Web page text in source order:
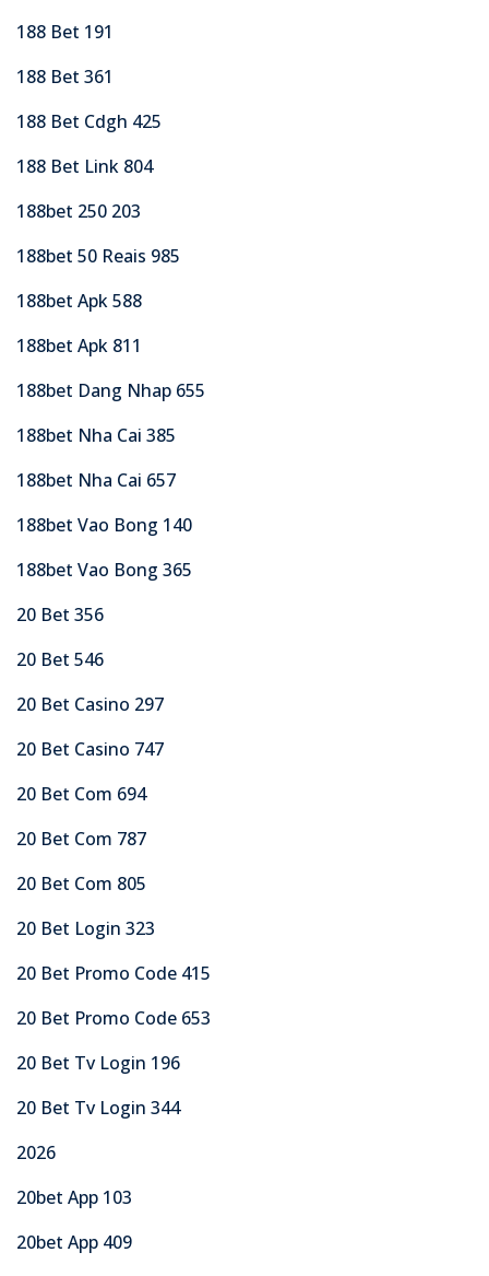
188 Bet 191
188 Bet 361
188 Bet Cdgh 425
188 Bet Link 804
188bet 250 203
188bet 50 Reais 985
188bet Apk 588
188bet Apk 811
188bet Dang Nhap 655
188bet Nha Cai 385
188bet Nha Cai 657
188bet Vao Bong 140
188bet Vao Bong 365
20 Bet 356
20 Bet 546
20 Bet Casino 297
20 Bet Casino 747
20 Bet Com 694
20 Bet Com 787
20 Bet Com 805
20 Bet Login 323
20 Bet Promo Code 415
20 Bet Promo Code 653
20 Bet Tv Login 196
20 Bet Tv Login 344
2026
20bet App 103
20bet App 409